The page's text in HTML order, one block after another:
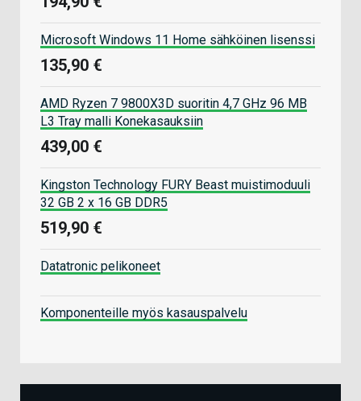
Microsoft Windows 11 Home sähköinen lisenssi
135,90 €
AMD Ryzen 7 9800X3D suoritin 4,7 GHz 96 MB
L3 Tray malli Konekasauksiin
439,00 €
Kingston Technology FURY Beast muistimoduuli
32 GB 2 x 16 GB DDR5
519,90 €
Datatronic pelikoneet
Komponenteille myös kasauspalvelu